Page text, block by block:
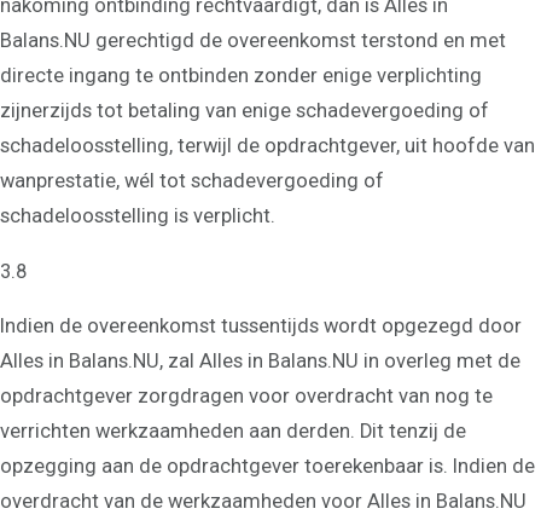
nakoming ontbinding rechtvaardigt, dan is Alles in
Balans.NU gerechtigd de overeenkomst terstond en met
directe ingang te ontbinden zonder enige verplichting
zijnerzijds tot betaling van enige schadevergoeding of
schadeloosstelling, terwijl de opdrachtgever, uit hoofde van
wanprestatie, wél tot schadevergoeding of
schadeloosstelling is verplicht.
3.8
Indien de overeenkomst tussentijds wordt opgezegd door
Alles in Balans.NU, zal Alles in Balans.NU in overleg met de
opdrachtgever zorgdragen voor overdracht van nog te
verrichten werkzaamheden aan derden. Dit tenzij de
opzegging aan de opdrachtgever toerekenbaar is. Indien de
overdracht van de werkzaamheden voor Alles in Balans.NU